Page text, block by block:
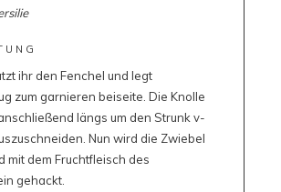
ihr den Fenchel und legt
zum garnieren beiseite. Die Knolle
längs um den Strunk v-
Nun wird die Zwiebel
mit dem Fruchtfleisch des
gehackt.